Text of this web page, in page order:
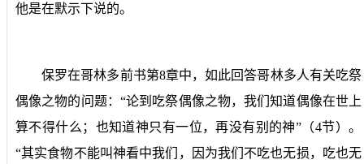
他是在默示下说的。
保罗在哥林多前书第8章中，如此回答哥林多人有关吃祭
偶像之物的问题：“论到吃祭偶像之物，我们知道偶像在世上
算不得什么；也知道神只有一位，再没有别的神”（4节）。
“其实食物不能叫神看中我们，因为我们不吃也无损，吃也无